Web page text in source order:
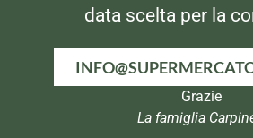
data scelta per la
Grazie
La famiglia